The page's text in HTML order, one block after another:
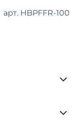
арт. HBPFFR-100